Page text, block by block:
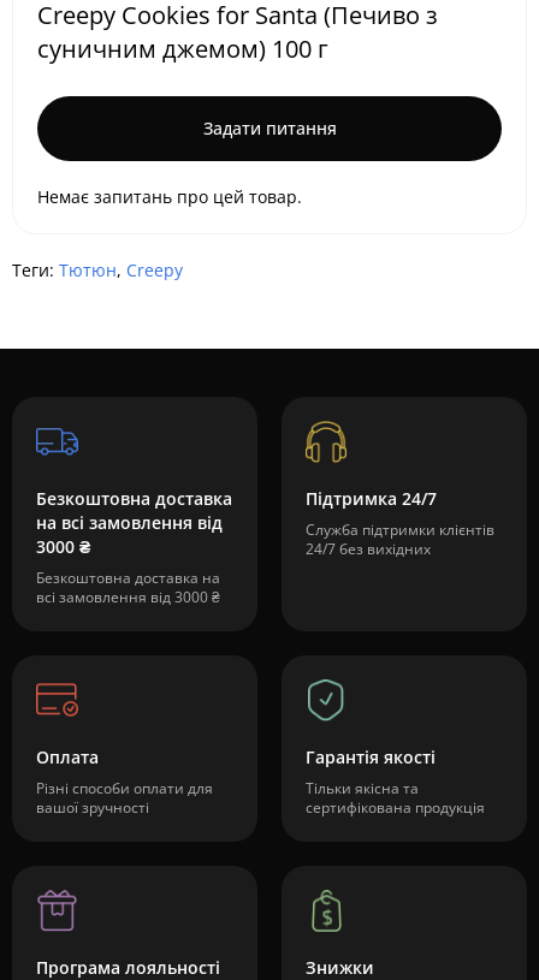
Creepy Cookies for Santa (Печиво з
суничним джемом) 100 г
Задати питання
Немає запитань про цей товар.
Теги: Тютюн, Creepy
Безкоштовна доставка
на всі замовлення від
3000 ₴
Безкоштовна доставка на
всі замовлення від 3000 ₴
Підтримка 24/7
Служба підтримки клієнтів
24/7 без вихідних
Оплата
Різні способи оплати для
вашої зручності
Гарантія якості
Тільки якісна та
сертифікована продукція
Програма лояльності Знижки